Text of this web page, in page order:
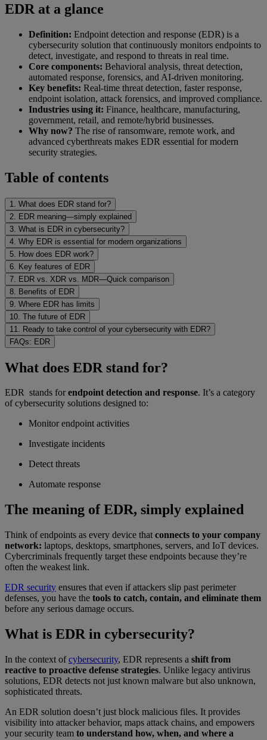
EDR at a glance
Definition: Endpoint detection and response (EDR) is a
cybersecurity solution that continuously monitors endpoints to
detect, investigate, and respond to threats in real time.
Core components: Behavioral analysis, threat detection,
automated response, forensics, and AI-driven monitoring.
Key benefits: Real-time threat detection, faster response,
endpoint isolation, attack forensics, and improved compliance.
Industries using it: Finance, healthcare, manufacturing,
government, retail, and remote/hybrid businesses.
Why now? The rise of ransomware, remote work, and
advanced cyberthreats makes EDR essential for modern
security strategies.
Table of contents
1. What does EDR stand for?
2. EDR meaning—simply explained
3. What is EDR in cybersecurity?
4. Why EDR is essential for modern organizations
5. How does EDR work?
6. Key features of EDR
7. EDR vs. XDR vs. MDR—Quick comparison
8. Benefits of EDR
9. Where EDR has limits
10. The future of EDR
11. Ready to take control of your cybersecurity with EDR?
FAQs: EDR
What does EDR stand for?
EDR stands forendpoint detection and response. It’s a category
of cybersecurity solutions designed to:
Monitor endpoint activities
Investigate incidents
Detect threats
Automate response
The meaning of EDR, simply explained
Think of endpoints as every device that connects to your company
network: laptops, desktops, smartphones, servers, and IoT devices.
Cybercriminals frequently target these endpoints because they’re
often the weakest link.
EDR security ensures that even if attackers slip past perimeter
defenses, you have the tools to catch, contain, and eliminate them
before any serious damage occurs.
What is EDR in cybersecurity?
In the context ofcybersecurity, EDR represents a shift from
reactive to proactive defense strategies. Unlike legacy antivirus
solutions, EDR detects not just known malware but also unknown,
sophisticated threats.
An EDR solution doesn’t just block malicious files. It provides
visibility into attacker behavior, maps attack chains, and empowers
your security team to understand how, when, and where a